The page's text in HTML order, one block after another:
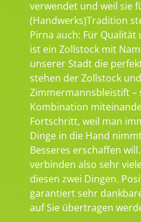
verwendet und weil sie
(Handwerks)Tradition
Pirna auch: Für
ist ein Zollstock mit
unserer Stadt die
stehen der Zollstock
Zimmermannsbleistift –
Kombination
Fortschritt, weil man
Dinge in die Hand
Besseres erschaffen
verbinden also sehr
diesen zwei Dingen.
garantiert sehr
auf Sie übertragen